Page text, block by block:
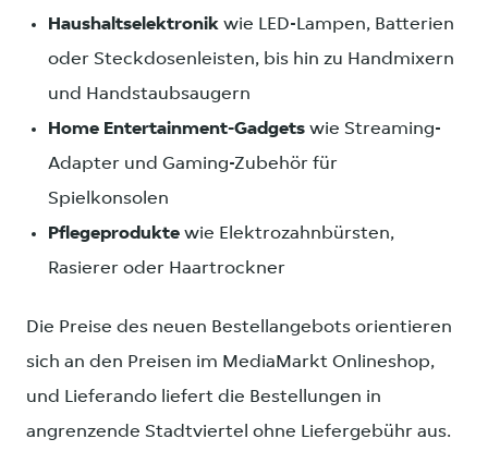
Haushaltselektronik wie LED-Lampen, Batterien
oder Steckdosenleisten, bis hin zu Handmixern
und Handstaubsaugern
Home Entertainment-Gadgets wie Streaming-
Adapter und Gaming-Zubehör für
Spielkonsolen
Pflegeprodukte wie Elektrozahnbürsten,
Rasierer oder Haartrockner
Die Preise des neuen Bestellangebots orientieren
sich an den Preisen im MediaMarkt Onlineshop,
und Lieferando liefert die Bestellungen in
angrenzende Stadtviertel ohne Liefergebühr aus.